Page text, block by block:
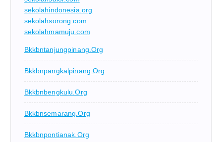
sekolahindonesia.org
sekolahsorong.com
sekolahmamuju.com
Bkkbntanjungpinang.org
Bkkbnpangkalpinang.org
Bkkbnbengkulu.org
Bkkbnsemarang.org
Bkkbnpontianak.org